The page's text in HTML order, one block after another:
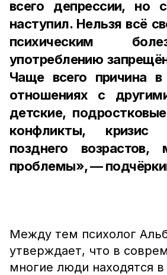
всего депрессии, но
наступил. Нельзя всё
психическим
употреблению
Чаще всего причина
отношениях с
детские,
конфликты, кризис
позднего возрастов,
проблемы», —
Между тем психолог
утверждает, что в
многие люди находятся в